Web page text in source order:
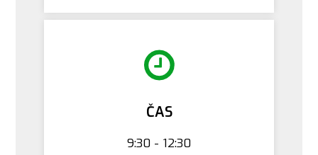
ČAS
9:30 - 12:30